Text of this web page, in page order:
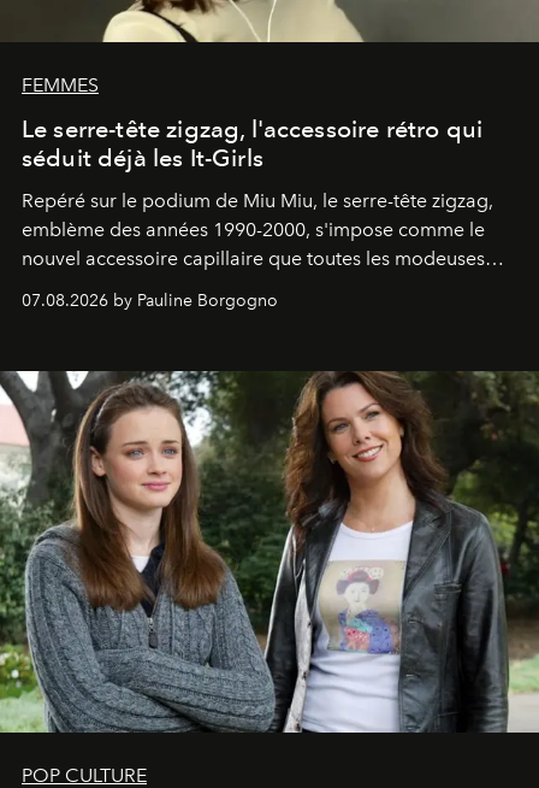
FEMMES
Le serre-tête zigzag, l'accessoire rétro qui
séduit déjà les It-Girls
Repéré sur le podium de Miu Miu, le serre-tête zigzag,
emblème des années 1990-2000, s'impose comme le
nouvel accessoire capillaire que toutes les modeuses
07.08.2026 by Pauline Borgogno
POP CULTURE